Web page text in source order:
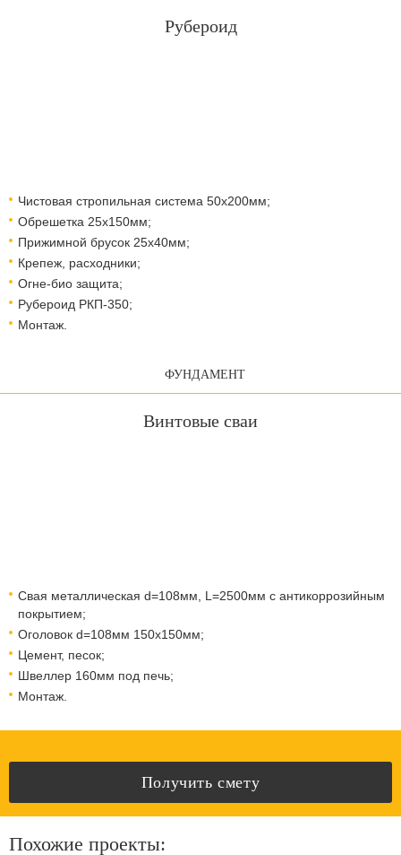
Рубероид
Чистовая стропильная система 50х200мм;
Обрешетка 25х150мм;
Прижимной брусок 25х40мм;
Крепеж, расходники;
Огне-био защита;
Рубероид РКП-350;
Монтаж.
ФУНДАМЕНТ
Винтовые сваи
Свая металлическая d=108мм, L=2500мм с антикоррозийным
покрытием;
Оголовок d=108мм 150x150мм;
Цемент, песок;
Швеллер 160мм под печь;
Монтаж.
Получить смету
Похожие проекты: